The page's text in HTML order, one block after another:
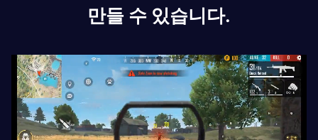
만들 수 있습니다.